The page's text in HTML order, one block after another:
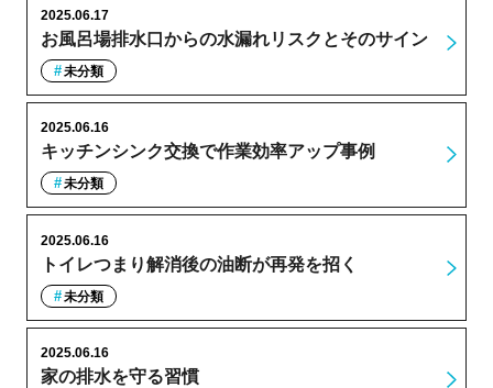
お風呂場排水口からの水漏れリスクとそのサイン
2025.06.17
未分類
キッチンシンク交換で作業効率アップ事例
2025.06.16
未分類
トイレつまり解消後の油断が再発を招く
2025.06.16
未分類
家の排水を守る習慣
2025.06.16